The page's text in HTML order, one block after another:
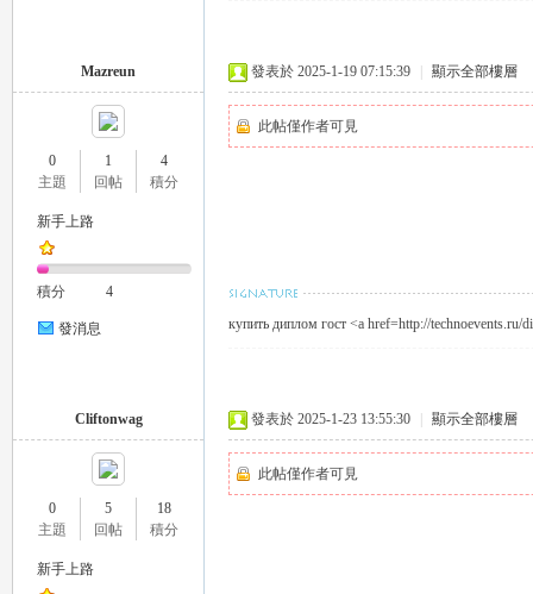
Mazreun
0
主題
1
回帖
4
積分
新手上路
積分 4
發消息
發表於 2025-1-19 07:15:39 顯示全部樓層
此帖僅作者可見
купить диплом гост <a href=http://technoevents.ru/
Cliftonwag
0
主題
5
回帖
18
積分
新手上路
發表於 2025-1-23 13:55:30 顯示全部樓層
此帖僅作者可見